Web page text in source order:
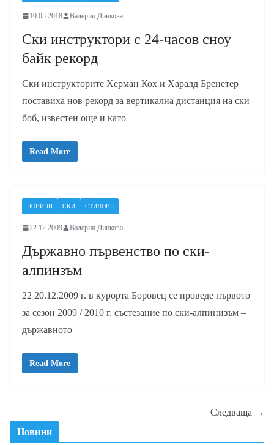
10.05.2018 Валерия Динкова
Ски инструктори с 24-часов сноу
байк рекорд
Ски инструкторите Херман Кох и Харалд Бренетер
поставиха нов рекорд за вертикална дистанция на ски
боб, известен още и като
Read More
НОВИНИ СКИ СТИЛОВЕ
22.12.2009 Валерия Динкова
Държавно първенство по ски-
алпинзъм
22 20.12.2009 г. в курорта Боровец се проведе първото
за сезон 2009 / 2010 г. състезание по ски-алпинизъм –
държавното
Read More
Следваща →
Новини